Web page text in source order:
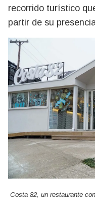
recorrido turístico
partir de su
Costa 82, un restaurante